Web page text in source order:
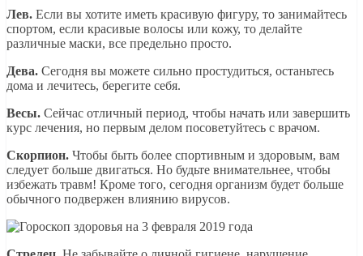
Лев. Если вы хотите иметь красивую фигуру, то занимайтесь
спортом, если красивые волосы или кожу, то делайте
различные маски, все предельно просто.
Дева. Сегодня вы можете сильно простудиться, останьтесь
дома и лечитесь, берегите себя.
Весы. Сейчас отличный период, чтобы начать или завершить
курс лечения, но первым делом посоветуйтесь с врачом.
Скорпион. Чтобы быть более спортивным и здоровым, вам
следует больше двигаться. Но будьте внимательнее, чтобы
избежать травм! Кроме того, сегодня организм будет больше
обычного подвержен влиянию вирусов.